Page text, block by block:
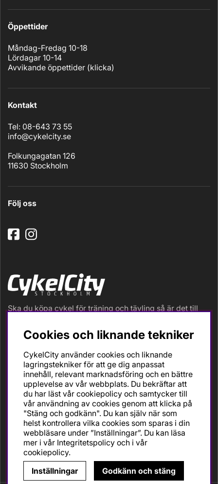
Öppettider
Måndag-Fredag 10-18
Lördagar 10-14
Avvikande öppettider (klicka)
Kontakt
Tel: 08-643 73 55
info@cykelcity.se
Folkungagatan 126
11630 Stockholm
Följ oss
Ska du köpa cykel för träning och tävling så är det till
Vi är en mycket personlig cykelaffär med hög
servicegrad och alla vi som jobbar är inbitna cyklister
och dess produkter. Gör din bästa cykelaffär på
CykelCity!
Cookies och liknande tekniker
CykelCity använder cookies och liknande
lagringstekniker för att ge dig anpassat
innehåll, relevant marknadsföring och en bättre
upplevelse av vår webbplats. Du bekräftar att
du har läst vår cookiepolicy och samtycker till
vår användning av cookies genom att klicka på
"Stäng och godkänn". Du kan själv när som
helst kontrollera vilka cookies som sparas i din
webbläsare under ”Inställningar”. Du kan läsa
mer i vår Integritetspolicy och i vår
cookiepolicy.
Inställningar
Godkänn och stäng